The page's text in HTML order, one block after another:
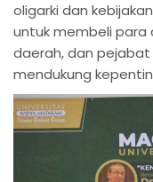
oligarki dan
untuk membeli para
daerah, dan
mendukung